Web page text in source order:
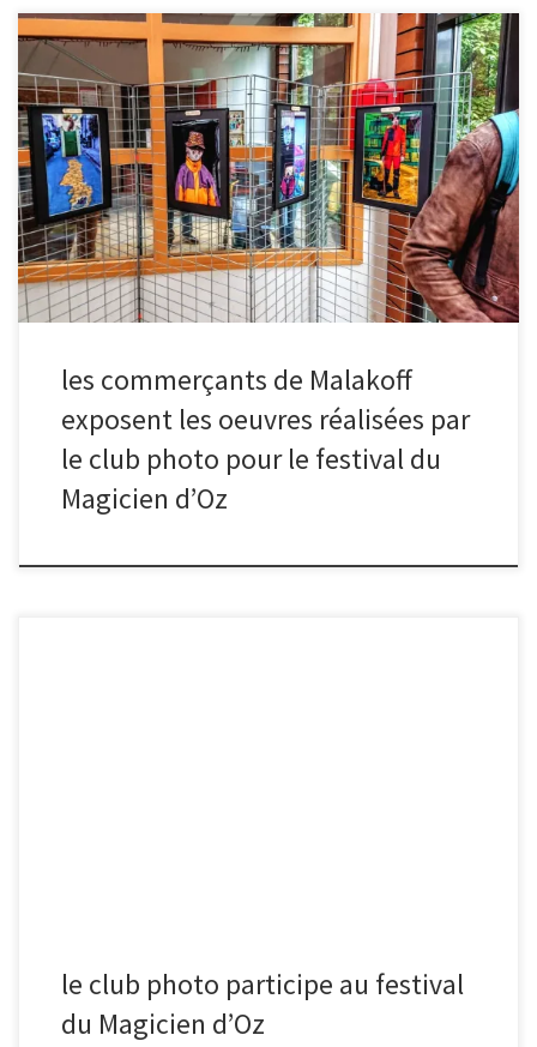
Le club photo de Malakoff remercie chaleureusement les
commerçants partenaires : Maurin Plomberie, Maison Vimond,
Maison Denis par Bibi, un laboratoire d’analyses, la MVA (maison de
la vie associative) et SAIEM Malakoff Habitat qui ont accueilli nos
oeuvres et les ont mises à l’honneur dans leurs vitrines ou sur leurs
murs, pendant toute la durée du festival.
les commerçants de Malakoff
exposent les oeuvres réalisées par
le club photo pour le festival du
Magicien d’Oz
le club photo participe au festival
du Magicien d’Oz